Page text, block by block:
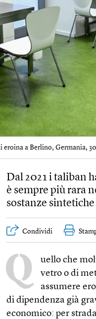
eroina a Berlino, Germania,
Dal 2021 i taliban
è sempre più rara
sostanze
Condividi
Q
uello che
vetro o di
assumere
di dipendenza già
economico: per